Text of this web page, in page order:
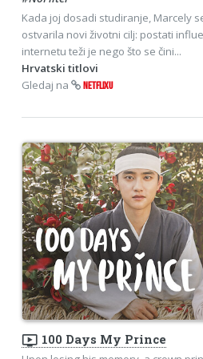
Kada joj dosadi studiranje, Marcely
ostvarila novi životni cilj: postati
internetu teži je nego što se čini...
Hrvatski titlovi
Gledaj na
NETFLIXU
ondemand_video 100 Days My Prince